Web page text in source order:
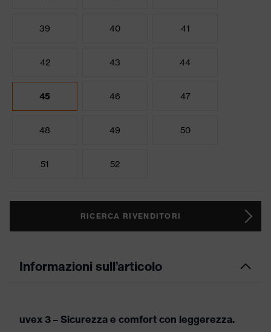
39 40 41
42 43 44
45 46 47
48 49 50
51 52
RICERCA RIVENDITORI
Informazioni sull’articolo
uvex 3 – Sicurezza e comfort con leggerezza.